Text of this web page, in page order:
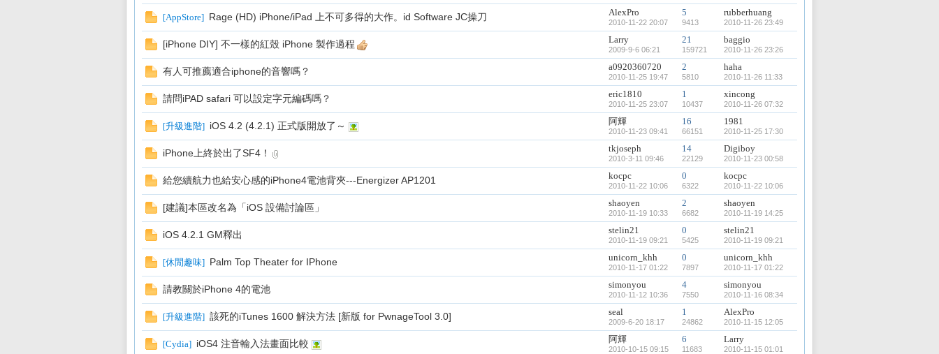
區
[AppStore] Rage (HD) iPhone/iPad 上不可多得的大作。id Software JC操刀 AlexPro
2010-11-22 20:07
5
9413
rubberhuang
2010-11-26 23:49
[iPhone DIY] 不一樣的紅殼 iPhone 製作過程 Larry
2009-9-6 06:21
21
159721
baggio
2010-11-26 23:26
有人可推薦適合iphone的音響嗎？ a0920360720
2010-11-25 19:47
2
5810
haha
2010-11-26 11:33
請問iPAD safari 可以設定字元編碼嗎？ eric1810
2010-11-25 23:07
1
10437
xincong
2010-11-26 07:32
[升級進階] iOS 4.2 (4.2.1) 正式版開放了～ 阿輝
2010-11-23 09:41
16
66151
1981
2010-11-25 17:30
iPhone上終於出了SF4！ tkjoseph
2010-3-11 09:46
14
22129
Digiboy
2010-11-23 00:58
給您續航力也給安心感的iPhone4電池背夾---Energizer AP1201 kocpc
2010-11-22 10:06
0
6322
kocpc
2010-11-22 10:06
[建議]本區改名為「iOS 設備討論區」 shaoyen
2010-11-19 10:33
2
6682
shaoyen
2010-11-19 14:25
iOS 4.2.1 GM釋出 stelin21
2010-11-19 09:21
0
5425
stelin21
2010-11-19 09:21
[休閒趣味] Palm Top Theater for IPhone unicorn_khh
2010-11-17 01:22
0
7897
unicorn_khh
2010-11-17 01:22
請教關於iPhone 4的電池 simonyou
2010-11-12 10:36
4
7550
simonyou
2010-11-16 08:34
[升級進階] 該死的iTunes 1600 解決方法 [新版 for PwnageTool 3.0] seal
2009-6-20 18:17
1
24862
AlexPro
2010-11-15 12:05
[Cydia] iOS4 注音輸入法畫面比較 阿輝
2010-10-15 09:15
6
11683
Larry
2010-11-15 01:01